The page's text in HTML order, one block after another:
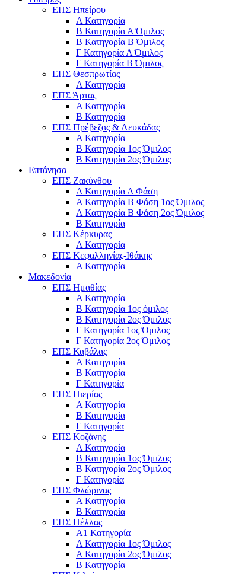
ΕΠΣ Ηπείρου
Α Κατηγορία
Β Κατηγορία Α Όμιλος
Β Κατηγορία Β Όμιλος
Γ Κατηγορία Α Όμιλος
Γ Κατηγορία Β Όμιλος
ΕΠΣ Θεσπρωτίας
Α Κατηγορία
ΕΠΣ Άρτας
Α Κατηγορία
Β Κατηγορία
ΕΠΣ Πρέβεζας & Λευκάδας
Α Κατηγορία
Β Κατηγορία 1ος Όμιλος
Β Κατηγορία 2ος Όμιλος
Επτάνησα
ΕΠΣ Ζακύνθου
Α Κατηγορία Α Φάση
Α Κατηγορία Β Φάση 1ος Όμιλος
Α Κατηγορία Β Φάση 2ος Όμιλος
Β Κατηγορία
ΕΠΣ Κέρκυρας
A Κατηγορία
ΕΠΣ Κεφαλληνίας-Ιθάκης
Α Κατηγορία
Μακεδονία
ΕΠΣ Ημαθίας
Α Κατηγορία
Β Κατηγορία 1ος όμιλος
Β Κατηγορία 2ος Όμιλος
Γ Κατηγορία 1ος Όμιλος
Γ Κατηγορία 2ος Όμιλος
ΕΠΣ Καβάλας
Α Κατηγορία
Β Κατηγορία
Γ Κατηγορία
ΕΠΣ Πιερίας
Α Κατηγορία
Β Κατηγορία
Γ Κατηγορία
ΕΠΣ Κοζάνης
Α Κατηγορία
Β Κατηγορία 1ος Όμιλος
Β Κατηγορία 2ος Όμιλος
Γ Κατηγορία
ΕΠΣ Φλώρινας
Α Κατηγορία
Β Κατηγορία
ΕΠΣ Πέλλας
Α1 Κατηγορία
Α Κατηγορία 1ος Όμιλος
Α Κατηγορία 2ος Όμιλος
Β Κατηγορία